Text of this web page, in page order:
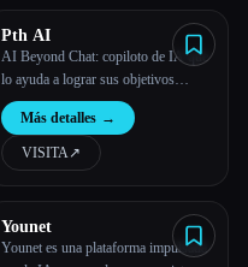
Pth AI
AI Beyond Chat: copiloto de IA que
lo ayuda a lograr sus objetivos
comerciales
Más detalles →
VISITA↗︎
Younet
Younet es una plataforma impulsada